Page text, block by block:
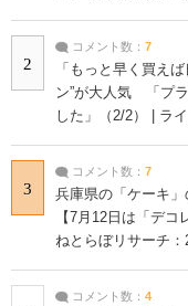
2
コメント数： 7
「もっと早く買え
ン”が大人気 「プ
した」（2/2） | ラ
3
コメント数： 7
兵庫県の「ケーキ
【7月12日は「デ
ねとらぼリサーチ：
コメント数： 4